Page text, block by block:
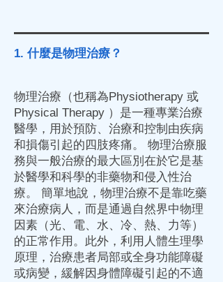
1. 什麼是物理治療？
物理治療（也稱為Physiotherapy 或
Physical Therapy ）是一種專業治療
醫學，用於預防、治療和控制由疾病
和損傷引起的四肢疼痛。 物理治療服
務與一般治療的最大區別在於它是基
於醫學和科學的非藥物和侵入性治
療。 簡單地說，物理治療不是靠吃藥
來治療病人，而是通過自然界中物理
因素（光、電、水、冷、熱、力等）
的正常作用。此外，利用人體生理學
原理，治療患者局部或全身功能障礙
或病變，緩解因身體障礙引起的不適